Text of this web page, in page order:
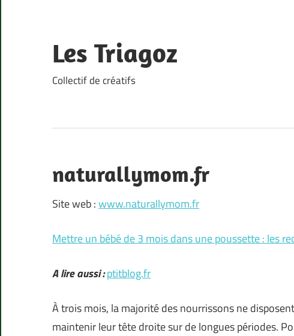
content
Les Triagoz
Collectif de créatifs
naturallymom.fr
Site web :www.naturallymom.fr
Mettre un bébé de 3 mois dans une poussette : les
A lire aussi :ptitblog.fr
À trois mois, la majorité des nourrissons ne
maintenir leur tête droite sur de longues périodes.